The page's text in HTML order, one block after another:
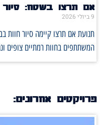
אם תרצו בשטח: סיור
9 ביולי 2026
תנועת אם תרצו קיימה סיור חוות
המשתתפים בחוות רמתיים צופים
פרויקטים אחרונים: